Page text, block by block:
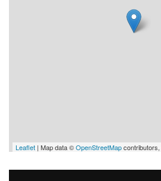
Leaflet | Map data ©OpenStreetMapcontributors,